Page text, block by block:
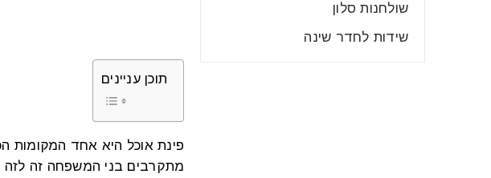
תוכן עניינים
פינת אוכל היא אחד המקומות
מתקרבים בני המשפחה זה לזה
שולחנות סלון
שידות לחדר שינה